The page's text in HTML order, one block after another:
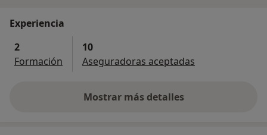
Experiencia
2
Formación
10
Aseguradoras aceptadas
Mostrar más detalles
sobre la experiencia